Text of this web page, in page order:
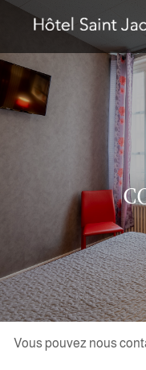
Vous pouvez nous